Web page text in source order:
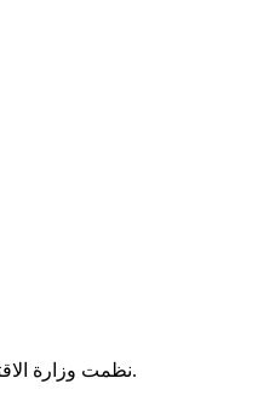
نظمت وزارة الاقتصاد والمالية صباح اليوم الثلاثاء، ورشة لتقييم الاستراتيجية والبرنامج القطري للصندوق الدولي للتنمية الزراعية في موريتانيا.